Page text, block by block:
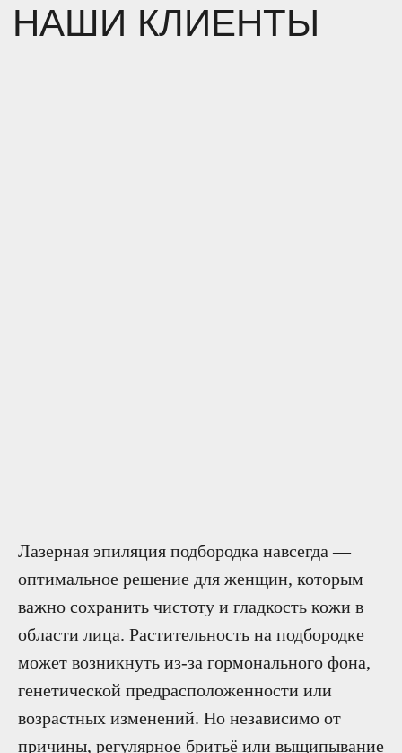
Лазерная эпиляция подбородка навсегда —
оптимальное решение для женщин, которым
важно сохранить чистоту и гладкость кожи в
области лица. Растительность на подбородке
может возникнуть из-за гормонального фона,
генетической предрасположенности или
возрастных изменений. Но независимо от
причины, регулярное бритьё или выщипывание
СРАВНЕНИЕ
ДРУГИХ ТИПОВ